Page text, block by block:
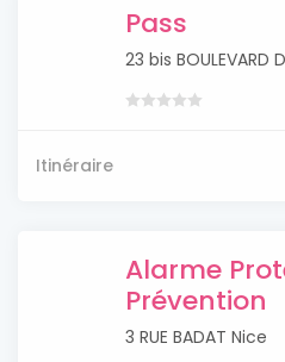
Pass
23 bis BOULEVARD
Itinéraire
Alarme
Prévention
3 RUE BADAT Nice